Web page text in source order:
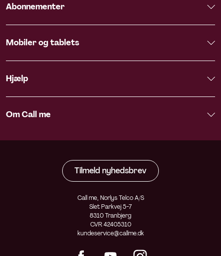
Abonnementer
Mobiler og tablets
Hjælp
Om Call me
Tilmeld nyhedsbrev
Call me, Norlys Telco A/S
Slet Parkvej 5-7
8310 Tranbjerg
CVR 42405310
kundeservice@callme.dk